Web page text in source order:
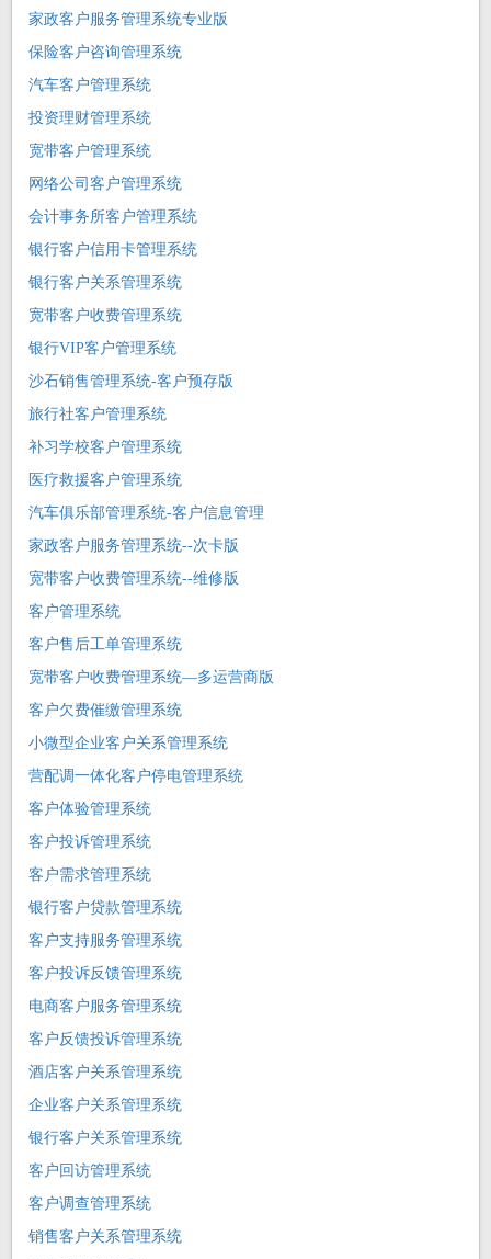
家政客户服务管理系统专业版
保险客户咨询管理系统
汽车客户管理系统
投资理财管理系统
宽带客户管理系统
网络公司客户管理系统
会计事务所客户管理系统
银行客户信用卡管理系统
银行客户关系管理系统
宽带客户收费管理系统
银行VIP客户管理系统
沙石销售管理系统-客户预存版
旅行社客户管理系统
补习学校客户管理系统
医疗救援客户管理系统
汽车俱乐部管理系统-客户信息管理
家政客户服务管理系统--次卡版
宽带客户收费管理系统--维修版
客户管理系统
客户售后工单管理系统
宽带客户收费管理系统—多运营商版
客户欠费催缴管理系统
小微型企业客户关系管理系统
营配调一体化客户停电管理系统
客户体验管理系统
客户投诉管理系统
客户需求管理系统
银行客户贷款管理系统
客户支持服务管理系统
客户投诉反馈管理系统
电商客户服务管理系统
客户反馈投诉管理系统
酒店客户关系管理系统
企业客户关系管理系统
银行客户关系管理系统
客户回访管理系统
客户调查管理系统
销售客户关系管理系统